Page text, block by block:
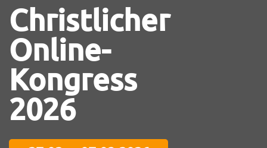
Christlicher
Online-
Kongress
2026